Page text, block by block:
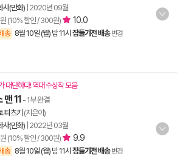
사(만화) 2020년 09월
원 (10% 할인 / 300원) 10.0
송 8월 10일 (월) 밤 11시 잠들기전 배송 변경
대단하다! 역대 수상작 모음
맨 11- 1부 완결
타츠키 (지은이)
사(만화) 2022년 03월
원 (10% 할인 / 300원) 9.9
송 8월 10일 (월) 밤 11시 잠들기전 배송 변경